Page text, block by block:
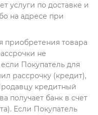
услуги по доставке и
на адресе при
приобретения товара
не
Покупатель для
рассрочку (кредит),
кредитный
получает банк в счет
Если Покупатель